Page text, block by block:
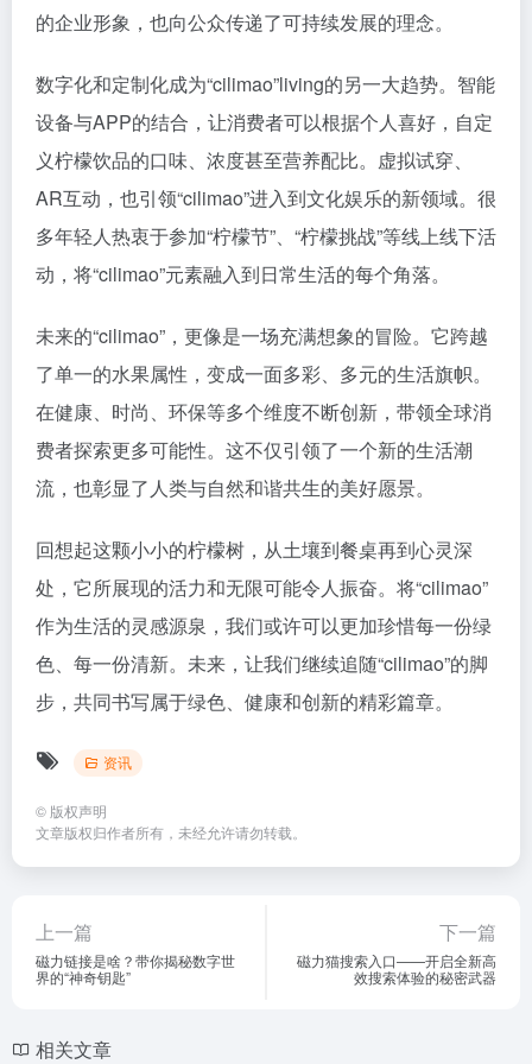
的企业形象，也向公众传递了可持续发展的理念。
数字化和定制化成为“cilimao”living的另一大趋势。智能
设备与APP的结合，让消费者可以根据个人喜好，自定
义柠檬饮品的口味、浓度甚至营养配比。虚拟试穿、
AR互动，也引领“cilimao”进入到文化娱乐的新领域。很
多年轻人热衷于参加“柠檬节”、“柠檬挑战”等线上线下活
动，将“cilimao”元素融入到日常生活的每个角落。
未来的“cilimao”，更像是一场充满想象的冒险。它跨越
了单一的水果属性，变成一面多彩、多元的生活旗帜。
在健康、时尚、环保等多个维度不断创新，带领全球消
费者探索更多可能性。这不仅引领了一个新的生活潮
流，也彰显了人类与自然和谐共生的美好愿景。
回想起这颗小小的柠檬树，从土壤到餐桌再到心灵深
处，它所展现的活力和无限可能令人振奋。将“cilimao”
作为生活的灵感源泉，我们或许可以更加珍惜每一份绿
色、每一份清新。未来，让我们继续追随“cilimao”的脚
步，共同书写属于绿色、健康和创新的精彩篇章。
资讯
© 版权声明
文章版权归作者所有，未经允许请勿转载。
上一篇
磁力链接是啥？带你揭秘数字世
界的“神奇钥匙”
下一篇
磁力猫搜索入口——开启全新高
效搜索体验的秘密武器
相关文章